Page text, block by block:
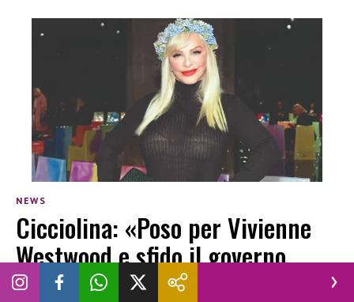
NEWS
Cicciolina: «Poso per Vivienne
Westwood e sfido il governo
Meloni»